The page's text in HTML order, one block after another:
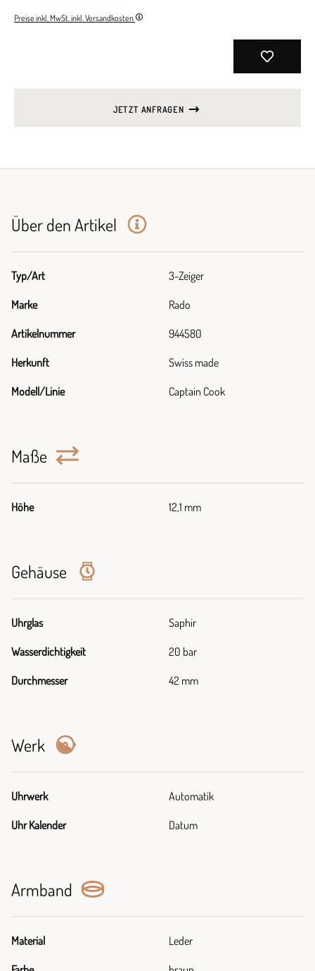
Preise inkl. MwSt. inkl. Versandkosten
JETZT ANFRAGEN
Über den Artikel
Typ/Art 3-Zeiger
Marke Rado
Artikelnummer 944580
Herkunft Swiss made
Modell/Linie Captain Cook
Maße
Höhe 12,1 mm
Gehäuse
Uhrglas Saphir
Wasserdichtigkeit 20 bar
Durchmesser 42 mm
Werk
Uhrwerk Automatik
Uhr Kalender Datum
Armband
Material Leder